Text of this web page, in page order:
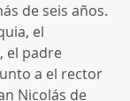
de seis años.
el
el padre
a el rector
Nicolás de